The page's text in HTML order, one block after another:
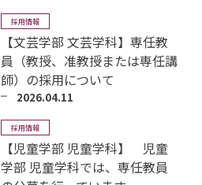
採用情報
【文芸学部 文芸学科】専任教
員（教授、准教授または専任講
師）の採用について
2026.04.11
採用情報
【児童学部 児童学科】 児童
学部 児童学科では、専任教員